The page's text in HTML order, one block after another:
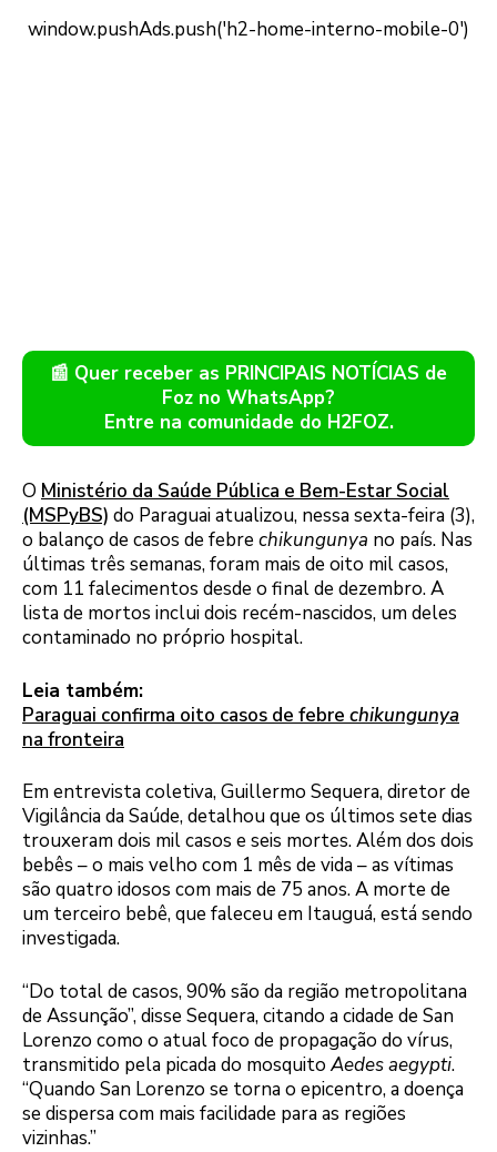
📰 Quer receber as PRINCIPAIS NOTÍCIAS de
Foz no WhatsApp?
Entre na comunidade do H2FOZ.
O Ministério da Saúde Pública e Bem-Estar Social
(MSPyBS) do Paraguai atualizou, nessa sexta-feira (3),
o balanço de casos de febre chikungunya no país. Nas
últimas três semanas, foram mais de oito mil casos,
com 11 falecimentos desde o final de dezembro. A
lista de mortos inclui dois recém-nascidos, um deles
contaminado no próprio hospital.
Leia também:
Paraguai confirma oito casos de febre chikungunya
na fronteira
Em entrevista coletiva, Guillermo Sequera, diretor de
Vigilância da Saúde, detalhou que os últimos sete dias
trouxeram dois mil casos e seis mortes. Além dos dois
bebês – o mais velho com 1 mês de vida – as vítimas
são quatro idosos com mais de 75 anos. A morte de
um terceiro bebê, que faleceu em Itauguá, está sendo
investigada.
“Do total de casos, 90% são da região metropolitana
de Assunção”, disse Sequera, citando a cidade de San
Lorenzo como o atual foco de propagação do vírus,
transmitido pela picada do mosquitoAedes aegypti.
“Quando San Lorenzo se torna o epicentro, a doença
se dispersa com mais facilidade para as regiões
vizinhas.”